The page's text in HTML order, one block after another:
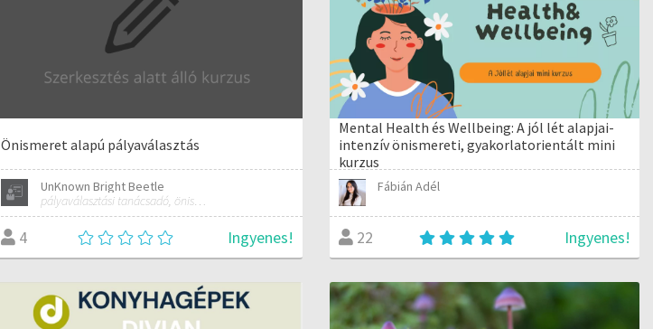
Önismeret alapú pályaválasztás
UnKnown Bright Beetle
pályaválasztási tanácsadó, önismereti tréner
4 Ingyenes!
Mental Health és Wellbeing: A jól lét alapjai-
intenzív önismereti, gyakorlatorientált mini
kurzus
Fábián Adél
22 Ingyenes!